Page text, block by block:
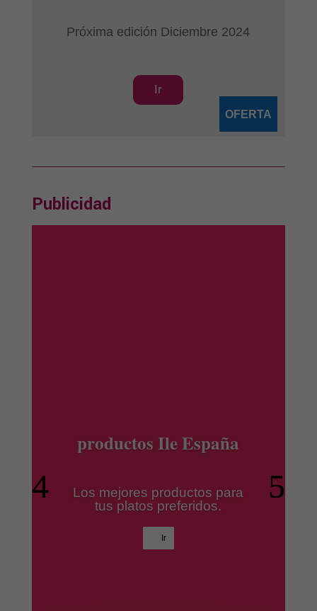
Próxima edición Diciembre 2024
Ir
OFERTA
Publicidad
productos Ile España
Los mejores productos para
tus platos preferidos.
Ir